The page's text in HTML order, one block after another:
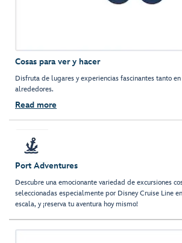
Cosas para ver y hacer
Disfruta de lugares y experiencias fascinantes tanto
alrededores.
Read more
Port Adventures
Descubre una emocionante variedad de excursiones
seleccionadas especialmente por Disney Cruise Line
escala, y ¡reserva tu aventura hoy mismo!